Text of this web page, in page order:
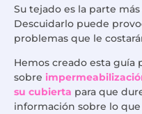
Su tejado es la parte
Descuidarlo puede
problemas que le
Hemos creado esta guía
sobre
su cubierta para que
información sobre lo